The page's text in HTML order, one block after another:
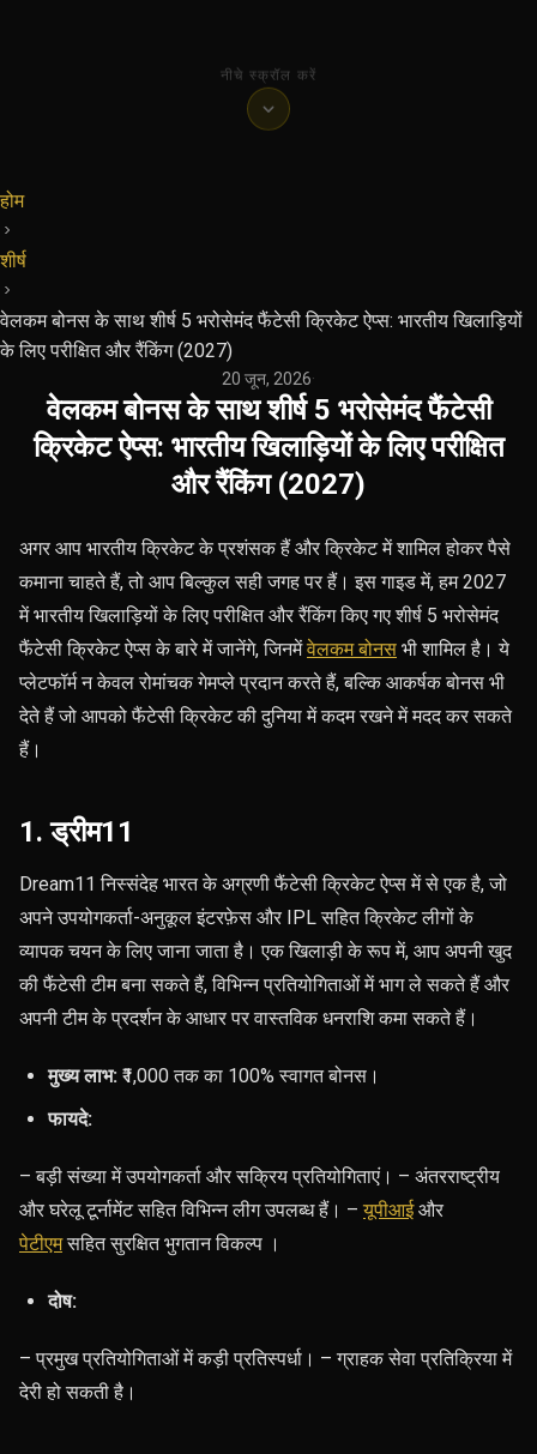
नीचे स्क्रॉल करें
होम
शीर्ष
वेलकम बोनस के साथ शीर्ष 5 भरोसेमंद फैंटेसी क्रिकेट ऐप्स: भारतीय खिलाड़ियों
के लिए परीक्षित और रैंकिंग (2027)
20 जून, 2026·
वेलकम बोनस के साथ शीर्ष 5 भरोसेमंद फैंटेसी
क्रिकेट ऐप्स: भारतीय खिलाड़ियों के लिए परीक्षित
और रैंकिंग (2027)
अगर आप भारतीय क्रिकेट के प्रशंसक हैं और क्रिकेट में शामिल होकर पैसे
कमाना चाहते हैं, तो आप बिल्कुल सही जगह पर हैं। इस गाइड में, हम 2027
में भारतीय खिलाड़ियों के लिए परीक्षित और रैंकिंग किए गए शीर्ष 5 भरोसेमंद
फैंटेसी क्रिकेट ऐप्स के बारे में जानेंगे, जिनमेंवेलकम बोनस भी शामिल है। ये
प्लेटफॉर्म न केवल रोमांचक गेमप्ले प्रदान करते हैं, बल्कि आकर्षक बोनस भी
देते हैं जो आपको फैंटेसी क्रिकेट की दुनिया में कदम रखने में मदद कर सकते
हैं।
1. ड्रीम11
Dream11 निस्संदेह भारत के अग्रणी फैंटेसी क्रिकेट ऐप्स में से एक है, जो
अपने उपयोगकर्ता-अनुकूल इंटरफ़ेस और IPL सहित क्रिकेट लीगों के
व्यापक चयन के लिए जाना जाता है। एक खिलाड़ी के रूप में, आप अपनी खुद
की फैंटेसी टीम बना सकते हैं, विभिन्न प्रतियोगिताओं में भाग ले सकते हैं और
अपनी टीम के प्रदर्शन के आधार पर वास्तविक धनराशि कमा सकते हैं।
मुख्य लाभ: ₹1,000 तक का 100% स्वागत बोनस।
फायदे:
– बड़ी संख्या में उपयोगकर्ता और सक्रिय प्रतियोगिताएं। – अंतरराष्ट्रीय
और घरेलू टूर्नामेंट सहित विभिन्न लीग उपलब्ध हैं। –यूपीआईऔर
पेटीएमसहित सुरक्षित भुगतान विकल्प ।
दोष:
– प्रमुख प्रतियोगिताओं में कड़ी प्रतिस्पर्धा। – ग्राहक सेवा प्रतिक्रिया में
देरी हो सकती है।